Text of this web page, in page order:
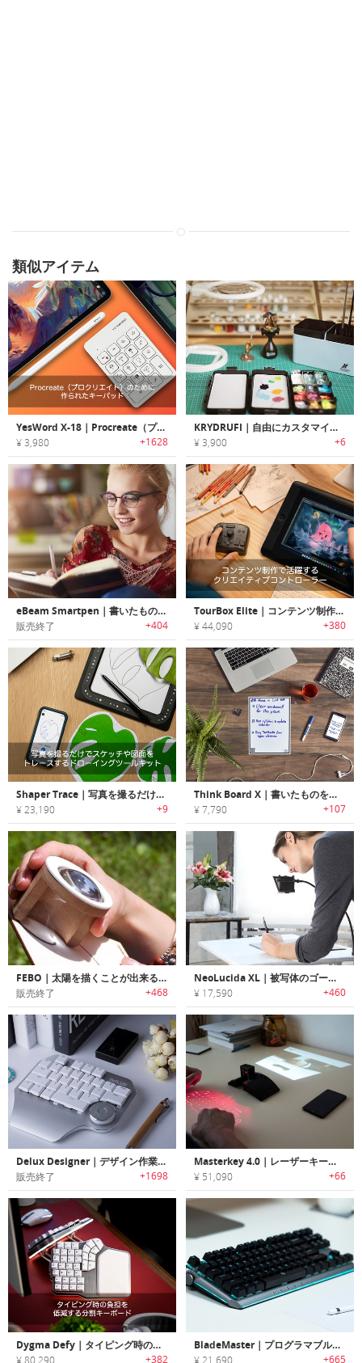
類似アイテム
YesWord X-18｜Procreate（プロクリエイト）のために作られたキーパッド。効率的にツールの切り替えが可能！プロから初心者まで簡単に使える！
¥ 3,980 +1628
KRYDRUFI｜自由にカスタマイズできるモバイルアートスタジオ
¥ 3,900 +6
eBeam Smartpen｜書いたものをリアルタイムでシェア・保存・オーガナイズ可能なスマートペン「イービーム」
販売終了 +404
TourBox Elite｜コンテンツ制作で活躍するクリエイティブコントローラー「ツアーボックスエリート」
¥ 44,090 +380
Shaper Trace｜写真を撮るだけでスケッチや図面をトレースするドローイングツールキット
¥ 23,190 +9
Think Board X｜書いたものをデジタル化するスマートホワイトボード「シンクボードX」
¥ 7,790 +107
FEBO｜太陽を描くことが出来るユニークなデバイス「フェボ」
販売終了 +468
NeoLucida XL｜被写体のゴーストイメージを見たままトレース可能なドローイングデバイス「ネオルシーダXL」
¥ 17,590 +460
Delux Designer｜デザイン作業に特化したマルチ機能ダイヤル搭載キーボード「デラックスデザイナー」
販売終了 +1698
Masterkey 4.0｜レーザーキーボード・プロジェクター機能搭載のポケットサイズPC「マスターキー4.0」
¥ 51,090 +66
Dygma Defy｜タイピング時の負担を低減する分割キーボード「ディグマディファイ」
¥ 80,290 +382
BladeMaster｜プログラマブルノブ搭載のゲーミングキーボード「ブレードマスター」
¥ 21,690 +665